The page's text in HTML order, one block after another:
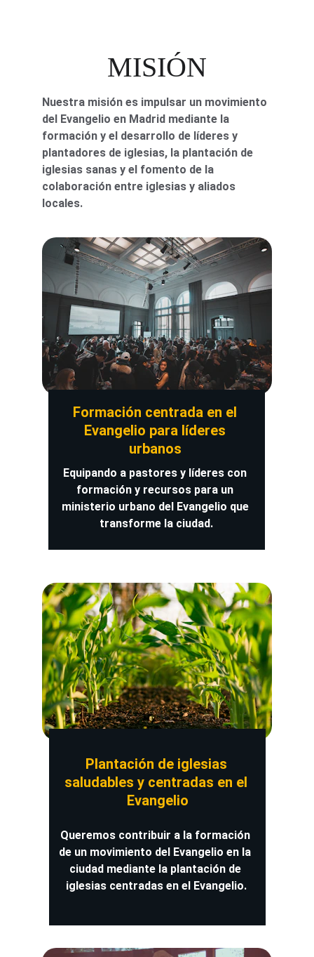
MISIÓN
Nuestra misión es impulsar un movimiento
del Evangelio en Madrid mediante la
formación y el desarrollo de líderes y
plantadores de iglesias, la plantación de
iglesias sanas y el fomento de la
colaboración entre iglesias y aliados
locales.
Plantación de iglesias
saludables y centradas en el
Evangelio
Queremos contribuir a la formación
de un movimiento del Evangelio en la
ciudad mediante la plantación de
iglesias centradas en el Evangelio.
Formación centrada en el
Evangelio para líderes
urbanos
Equipando a pastores y líderes con
formación y recursos para un
ministerio urbano del Evangelio que
transforme la ciudad.